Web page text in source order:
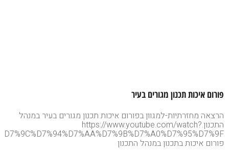
פורום איכות תכנון מגורים בעיר
הרצאה מחזרתיות-למגוון בפורום איכות תכנון מגורים בעיר במנהל
התכנון.https://www.youtube.com/watch?
פורום איכות בתכנון במנהל התכנון